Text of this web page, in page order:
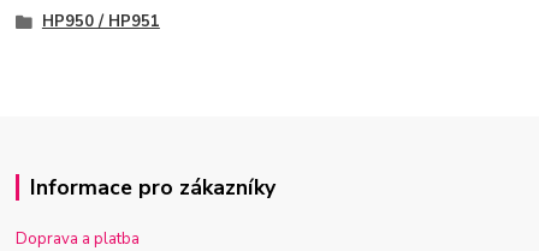
HP950 / HP951
Informace pro zákazníky
Doprava a platba